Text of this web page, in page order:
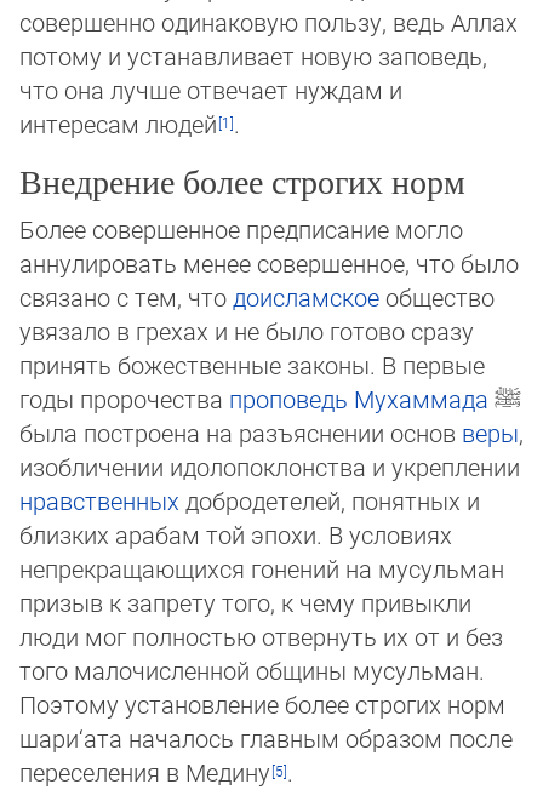
совершенно одинаковую пользу, ведь Аллах
потому и устанавливает новую за­по­ведь,
что она лучше отвечает нуждам и
интересам людей
.
Внедрение более строгих норм
Более совершенное предписание могло
аннулировать менее совершенное, что было
связано с тем, чтодоисламское об­щес­тво
увязало в грехах и не было готово сразу
принять божественные законы. В первые
годы пророчества проповедь Му­хам­мада ﷺ
была построена на разъяснении основ веры,
изобличении идолопоклонства и укреплении
нравственных доб­ро­­де­те­лей, понятных и
близких арабам той эпохи. В условиях
непрекращающихся гонений на мусульман
призыв к зап­ре­ту того, к чему привыкли
люди мог полностью отвернуть их от и без
того малочисленной общины мусульман.
Поэтому ус­та­нов­ление более строгих норм
ша­ри­‘а­та началось главным образом после
переселения в Медину
.